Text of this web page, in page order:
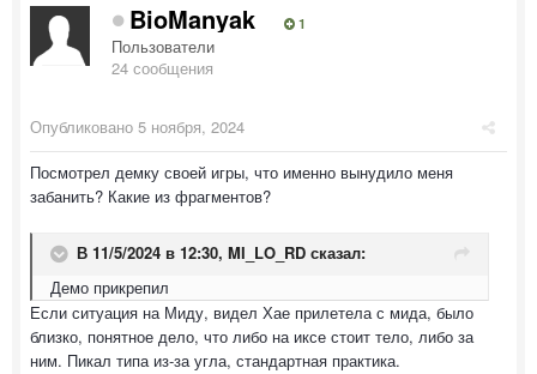
BioManyak 1
Пользователи
24 сообщения
Опубликовано 5 ноября, 2024
Посмотрел демку своей игры, что именно вынудило меня
забанить? Какие из фрагментов?
В 11/5/2024 в 12:30, MI_LO_RD сказал:
Демо прикрепил
Если ситуация на Миду, видел Хае прилетела с мида, было
близко, понятное дело, что либо на иксе стоит тело, либо за
ним. Пикал типа из-за угла, стандартная практика.